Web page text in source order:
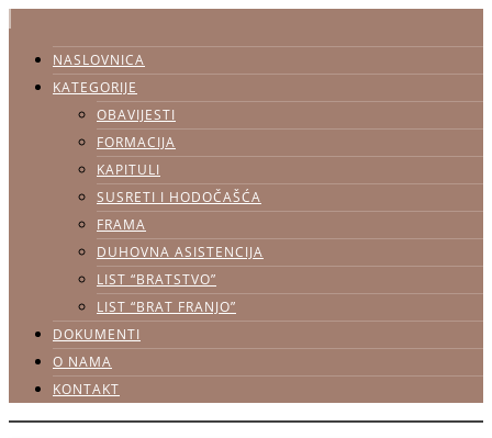
NASLOVNICA
KATEGORIJE
OBAVIJESTI
FORMACIJA
KAPITULI
SUSRETI I HODOČAŠĆA
FRAMA
DUHOVNA ASISTENCIJA
LIST “BRATSTVO”
LIST “BRAT FRANJO”
DOKUMENTI
O NAMA
KONTAKT